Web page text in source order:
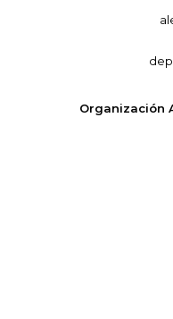
Organización